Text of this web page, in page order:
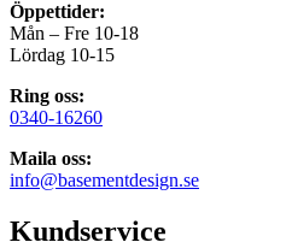
Öppettider:
Mån – Fre 10-18
Lördag 10-15
Ring oss:
0340-16260
Maila oss:
info@basementdesign.se
Kundservice